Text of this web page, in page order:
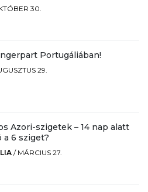
30.
Portugáliában!
29.
Azori-szigetek – 14 nap alatt
a 6 sziget?
/ MÁRCIUS 27.